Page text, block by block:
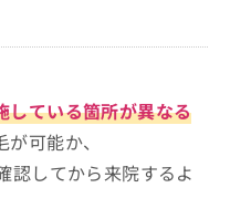
している箇所が異なる
可能か、
認してから来院するよ